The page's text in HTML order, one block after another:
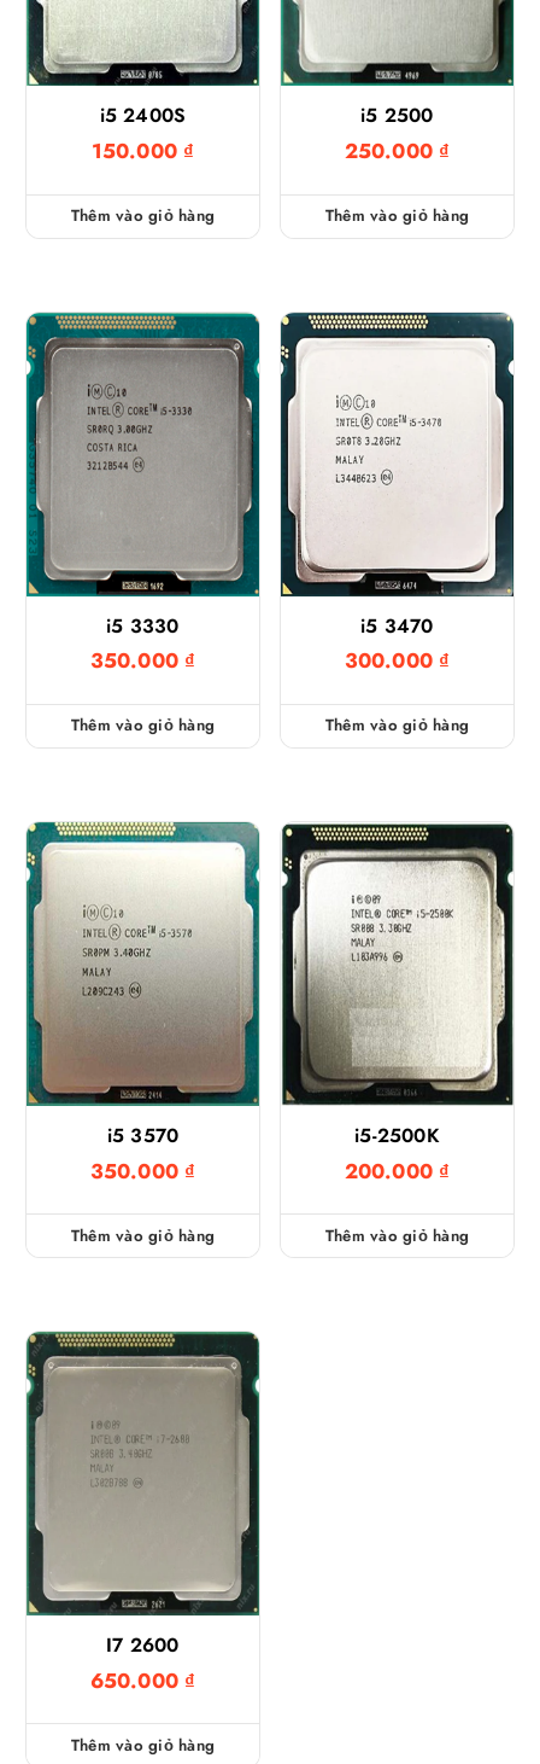
i5 2400S
150.000 ₫
Thêm vào giỏ hàng
i5 2500
250.000 ₫
Thêm vào giỏ hàng
i5 3330
350.000 ₫
Thêm vào giỏ hàng
i5 3470
300.000 ₫
Thêm vào giỏ hàng
i5 3570
350.000 ₫
Thêm vào giỏ hàng
i5-2500K
200.000 ₫
Thêm vào giỏ hàng
I7 2600
650.000 ₫
Thêm vào giỏ hàng